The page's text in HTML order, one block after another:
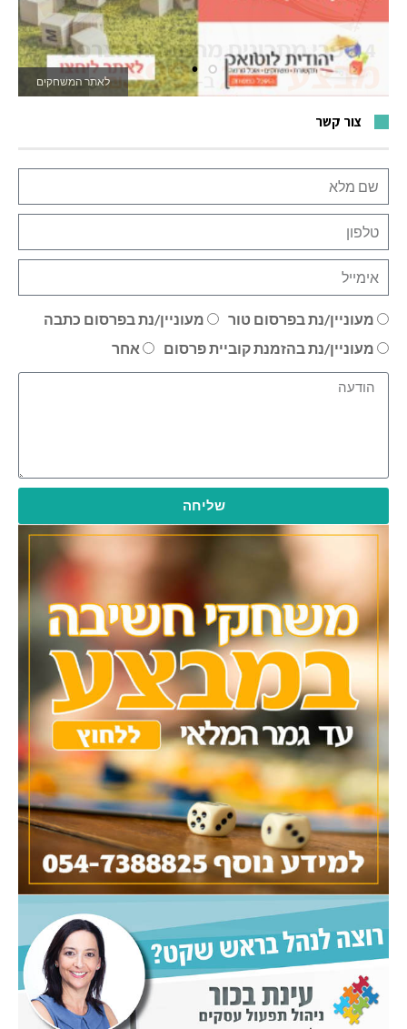
לאתר המשחקים
צור קשר
מעוניין/נת בפרסום טור
מעוניין/נת בפרסום כתבה
מעוניין/נת בהזמנת קוביית פרסום
אחר
שליחה